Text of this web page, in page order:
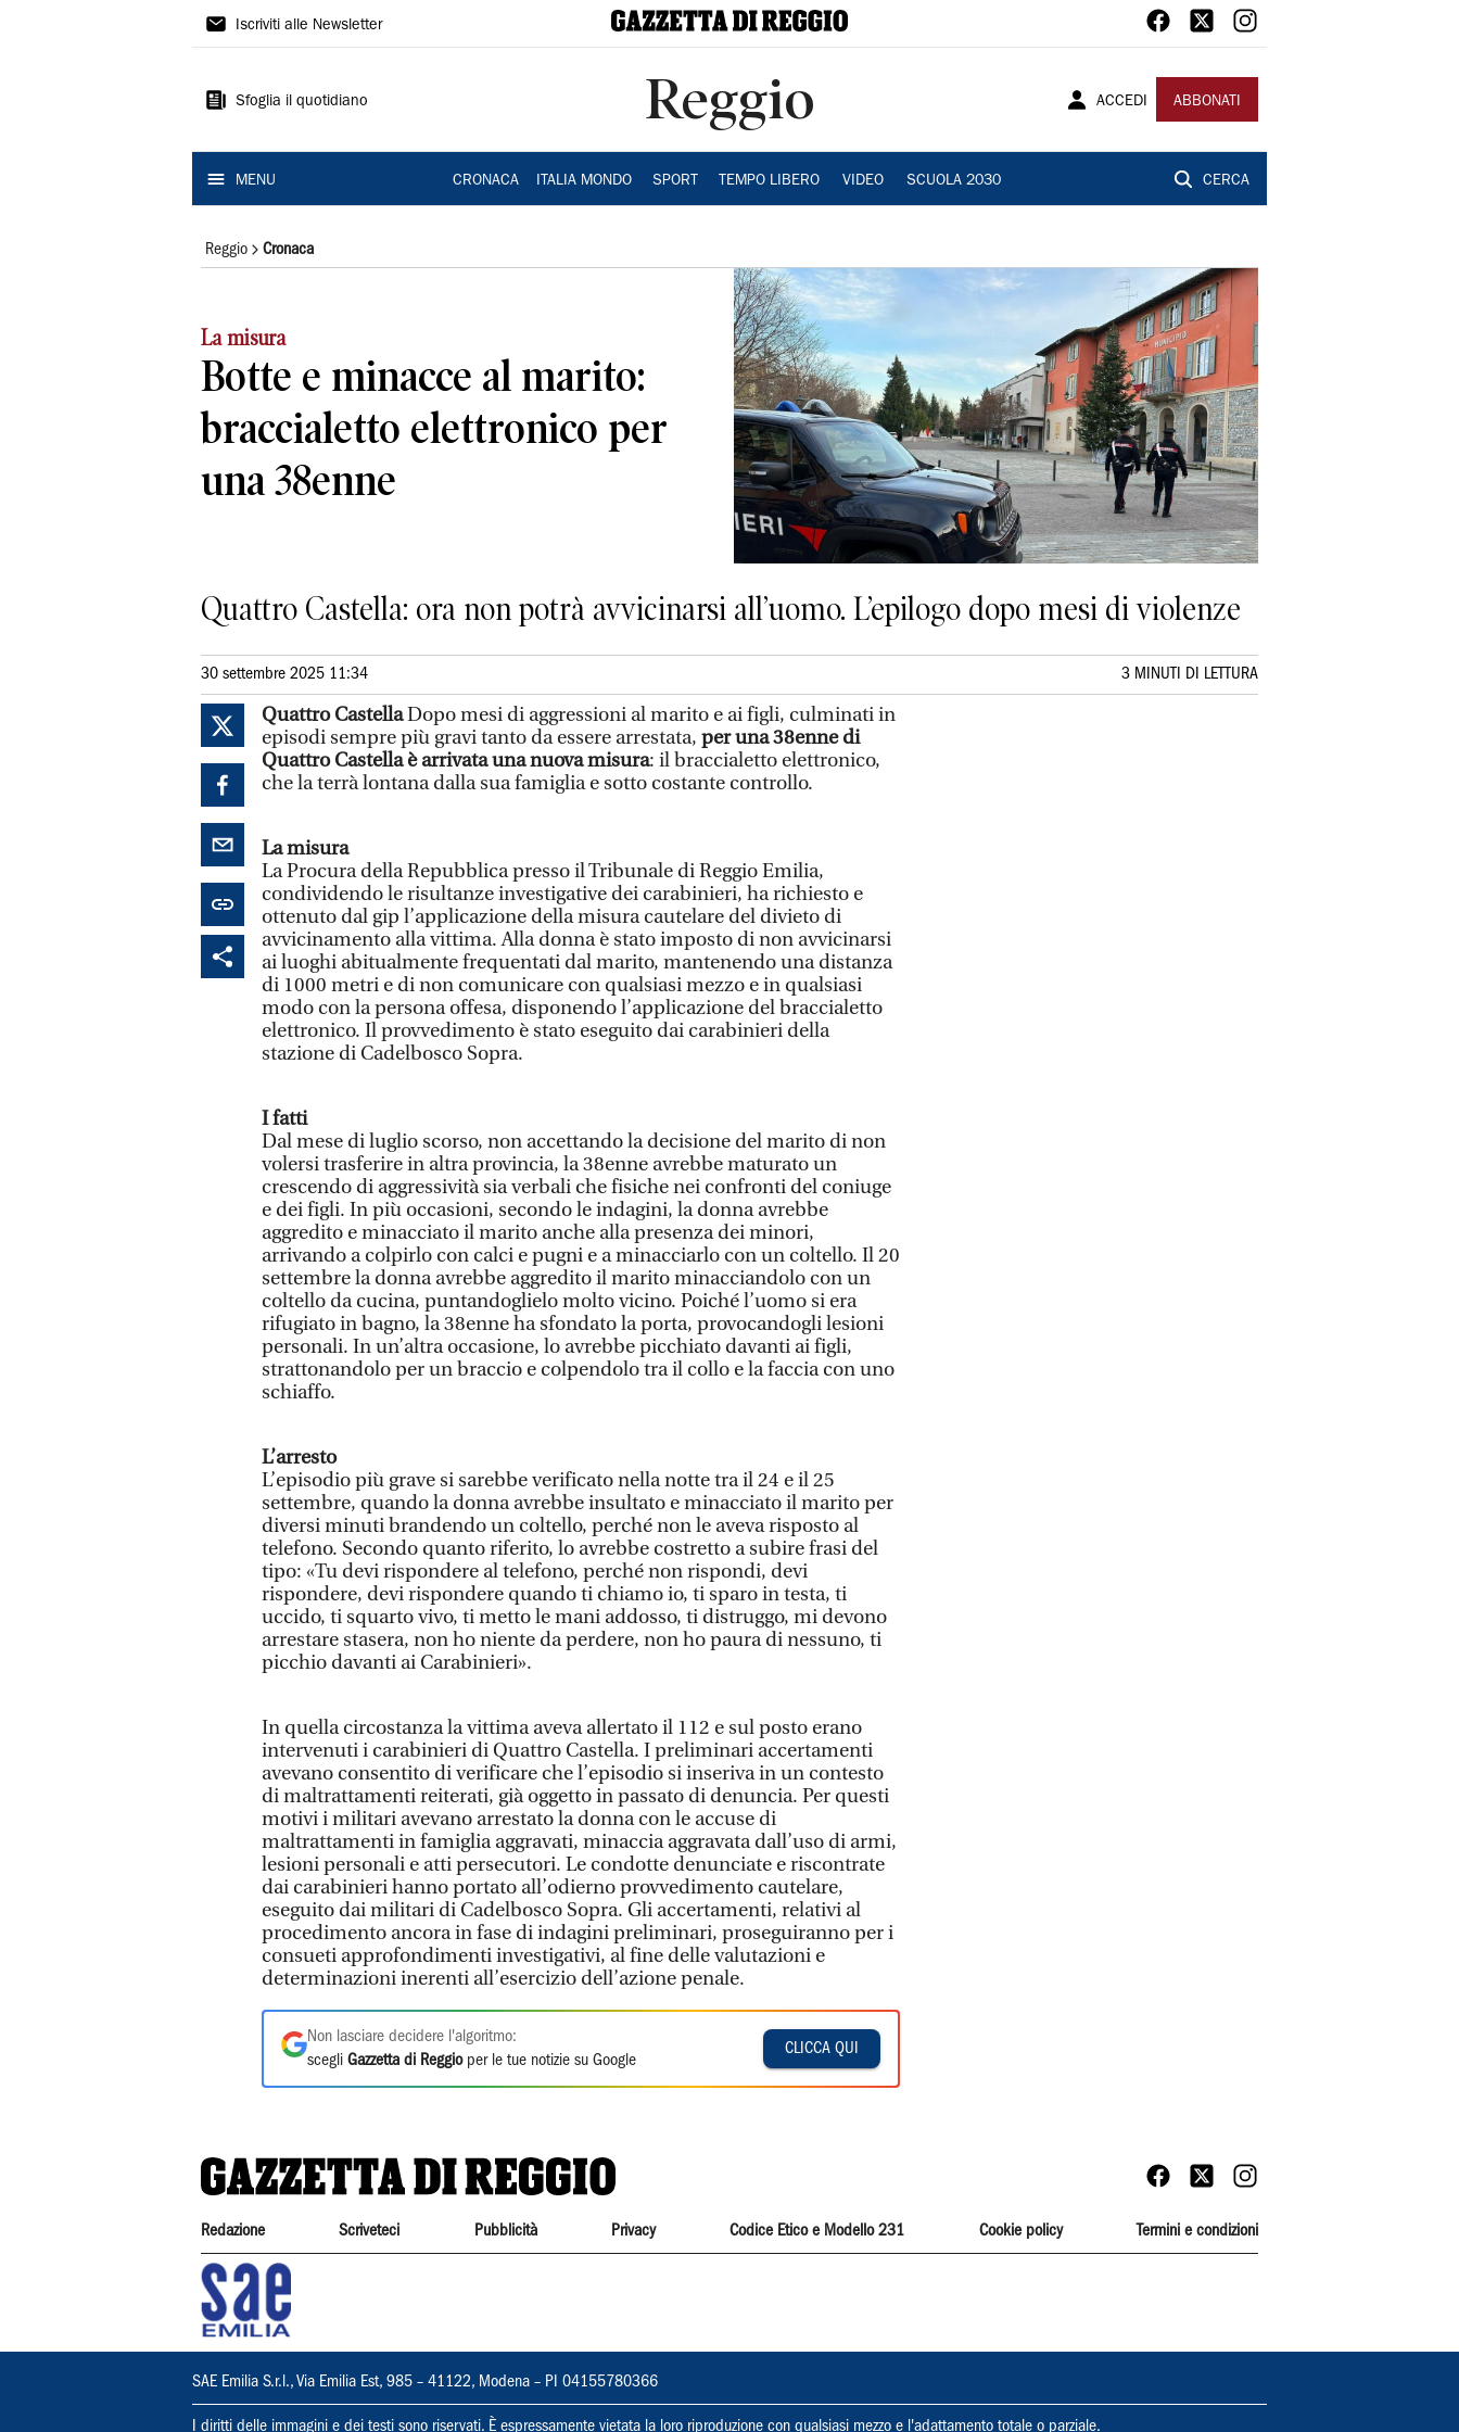
Gazzetta
Reggio
Iscriviti alle Newsletter
Sfoglia il quotidiano Reggio ACCEDI ABBONATI
MENU CRONACA ITALIA MONDO SPORT TEMPO LIBERO VIDEO SCUOLA 2030 CERCA
Reggio Cronaca
La misura
Botte e minacce al marito:
braccialetto elettronico per
una 38enne
Quattro Castella: ora non potrà avvicinarsi all’uomo. L’epilogo dopo mesi di violenze
30 settembre 2025 11:34 3 MINUTI DI LETTURA
Quattro CastellaDopo mesi di aggressioni al marito e ai figli, culminati in
episodi sempre più gravi tanto da essere arrestata, per una 38enne di
Quattro Castella è arrivata una nuova misura: il braccialetto elettronico,
che la terrà lontana dalla sua famiglia e sotto costante controllo.
La misura
La Procura della Repubblica presso il Tribunale di Reggio Emilia,
condividendo le risultanze investigative dei carabinieri, ha richiesto e
ottenuto dal gip l’applicazione della misura cautelare del divieto di
avvicinamento alla vittima. Alla donna è stato imposto di non avvicinarsi
ai luoghi abitualmente frequentati dal marito, mantenendo una distanza
di 1000 metri e di non comunicare con qualsiasi mezzo e in qualsiasi
modo con la persona offesa, disponendo l’applicazione del braccialetto
elettronico. Il provvedimento è stato eseguito dai carabinieri della
stazione di Cadelbosco Sopra.
I fatti
Dal mese di luglio scorso, non accettando la decisione del marito di non
volersi trasferire in altra provincia, la 38enne avrebbe maturato un
crescendo di aggressività sia verbali che fisiche nei confronti del coniuge
e dei figli. In più occasioni, secondo le indagini, la donna avrebbe
aggredito e minacciato il marito anche alla presenza dei minori,
arrivando a colpirlo con calci e pugni e a minacciarlo con un coltello. Il 20
settembre la donna avrebbe aggredito il marito minacciandolo con un
coltello da cucina, puntandoglielo molto vicino. Poiché l’uomo si era
rifugiato in bagno, la 38enne ha sfondato la porta, provocandogli lesioni
personali. In un’altra occasione, lo avrebbe picchiato davanti ai figli,
strattonandolo per un braccio e colpendolo tra il collo e la faccia con uno
schiaffo.
L’arresto
L’episodio più grave si sarebbe verificato nella notte tra il 24 e il 25
settembre, quando la donna avrebbe insultato e minacciato il marito per
diversi minuti brandendo un coltello, perché non le aveva risposto al
telefono. Secondo quanto riferito, lo avrebbe costretto a subire frasi del
tipo: «Tu devi rispondere al telefono, perché non rispondi, devi
rispondere, devi rispondere quando ti chiamo io, ti sparo in testa, ti
uccido, ti squarto vivo, ti metto le mani addosso, ti distruggo, mi devono
arrestare stasera, non ho niente da perdere, non ho paura di nessuno, ti
picchio davanti ai Carabinieri».
In quella circostanza la vittima aveva allertato il 112 e sul posto erano
intervenuti i carabinieri di Quattro Castella. I preliminari accertamenti
avevano consentito di verificare che l’episodio si inseriva in un contesto
di maltrattamenti reiterati, già oggetto in passato di denuncia. Per questi
motivi i militari avevano arrestato la donna con le accuse di
maltrattamenti in famiglia aggravati, minaccia aggravata dall’uso di armi,
lesioni personali e atti persecutori. Le condotte denunciate e riscontrate
dai carabinieri hanno portato all’odierno provvedimento cautelare,
eseguito dai militari di Cadelbosco Sopra. Gli accertamenti, relativi al
procedimento ancora in fase di indagini preliminari, proseguiranno per i
consueti approfondimenti investigativi, al fine delle valutazioni e
determinazioni inerenti all’esercizio dell’azione penale.
Non lasciare decidere l'algoritmo:
scegli Gazzetta di Reggioper le tue notizie su Google
CLICCA QUI
Redazione Scriveteci Pubblicità Privacy Codice Etico e Modello 231 Cookie policy Termini e condizioni
SAE Emilia S.r.l., Via Emilia Est, 985 – 41122, Modena – PI 04155780366
I diritti delle immagini e dei testi sono riservati. È espressamente vietata la loro riproduzione con qualsiasi mezzo e l'adattamento totale o parziale.